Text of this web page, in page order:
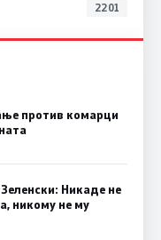
2201
против комарци
Никаде не
никому не му